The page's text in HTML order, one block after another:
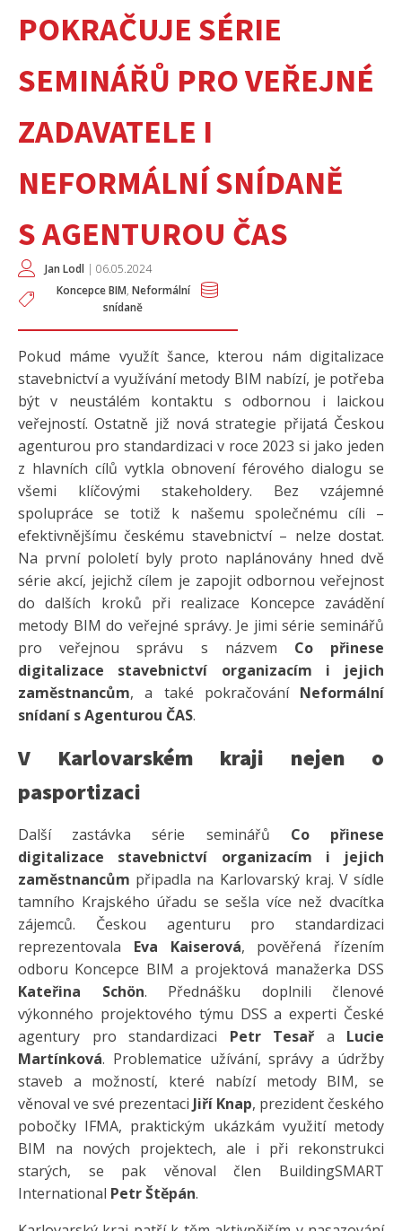
POKRAČUJE SÉRIE
SEMINÁŘŮ PRO VEŘEJNÉ
ZADAVATELE I
NEFORMÁLNÍ SNÍDANĚ
S AGENTUROU ČAS
Jan Lodl | 06.05.2024
Koncepce BIM, Neformální
snídaně
Pokud máme využít šance, kterou nám digitalizace
stavebnictví a využívání metody BIM nabízí, je potřeba
být v neustálém kontaktu s odbornou i laickou
veřejností. Ostatně již nová strategie přijatá Českou
agenturou pro standardizaci v roce 2023 si jako jeden
z hlavních cílů vytkla obnovení férového dialogu se
všemi klíčovými stakeholdery. Bez vzájemné
spolupráce se totiž k našemu společnému cíli –
efektivnějšímu českému stavebnictví – nelze dostat.
Na první pololetí byly proto naplánovány hned dvě
série akcí, jejichž cílem je zapojit odbornou veřejnost
do dalších kroků při realizace Koncepce zavádění
metody BIM do veřejné správy. Je jimi série seminářů
pro veřejnou správu s názvem Co přinese
digitalizace stavebnictví organizacím i jejich
zaměstnancům, a také pokračování Neformální
snídaní s Agenturou ČAS.
V Karlovarském kraji nejen o
pasportizaci
Další zastávka série seminářů Co přinese
digitalizace stavebnictví organizacím i jejich
zaměstnancům připadla na Karlovarský kraj. V sídle
tamního Krajského úřadu se sešla více než dvacítka
zájemců. Českou agenturu pro standardizaci
reprezentovala Eva Kaiserová, pověřená řízením
odboru Koncepce BIM a projektová manažerka DSS
Kateřina Schön. Přednášku doplnili členové
výkonného projektového týmu DSS a experti České
agentury pro standardizaci Petr Tesařa Lucie
Martínková. Problematice užívání, správy a údržby
staveb a možností, které nabízí metody BIM, se
věnoval ve své prezentaci Jiří Knap, prezident českého
pobočky IFMA, praktickým ukázkám využití metody
BIM na nových projektech, ale i při rekonstrukci
starých, se pak věnoval člen BuildingSMART
International Petr Štěpán.